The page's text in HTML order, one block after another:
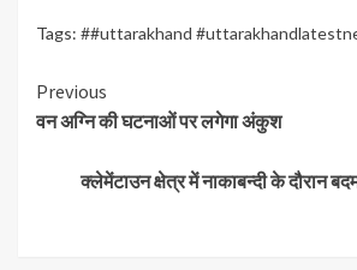
Tags: ##uttarakhand
Continue
Reading
Previous
वन अग्नि की घटनाओं पर लगेगा अंकुश
क्लेमेंटाउन क्षेत्र में नाकाबन्दी के दौरान